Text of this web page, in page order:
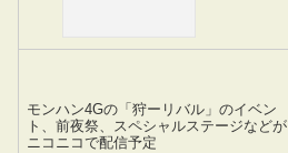
モンハン4Gの「狩ーリバル」のイベン
ト、前夜祭、スペシャルステージなどが
ニコニコで配信予定